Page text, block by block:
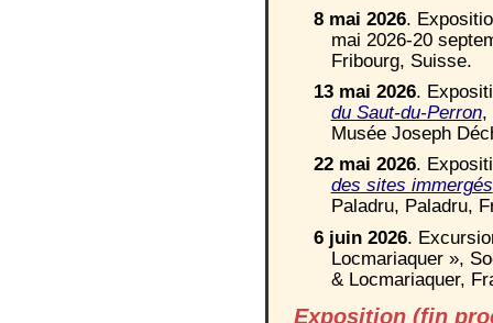
8 mai 2026.
mai 2026-20
Fribourg, Suisse.
13 mai 2026.
du Saut-du-Perron,
Musée Joseph
22 mai 2026.
des sites immergés
Paladru, Paladru,
6 juin 2026.
Locmariaquer »,
& Locmariaquer,
Exposition (fin